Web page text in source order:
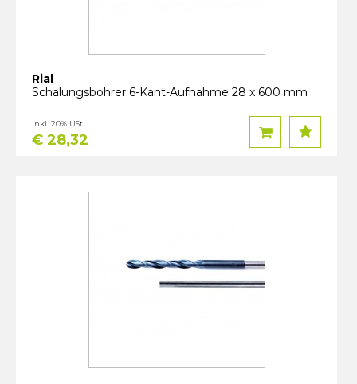
Rial
Schalungsbohrer 6-Kant-Aufnahme 28 x 600 mm
€ 28,32
Inkl. 20% USt.